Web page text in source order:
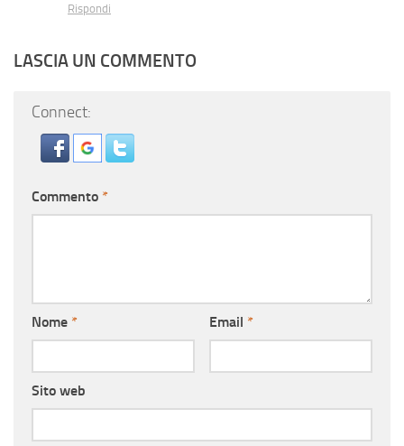
Rispondi
LASCIA UN COMMENTO
Connect:
Commento *
Nome * Email *
Sito web